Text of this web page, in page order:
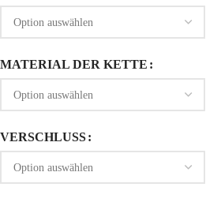
MATERIAL DER KETTE
VERSCHLUSS